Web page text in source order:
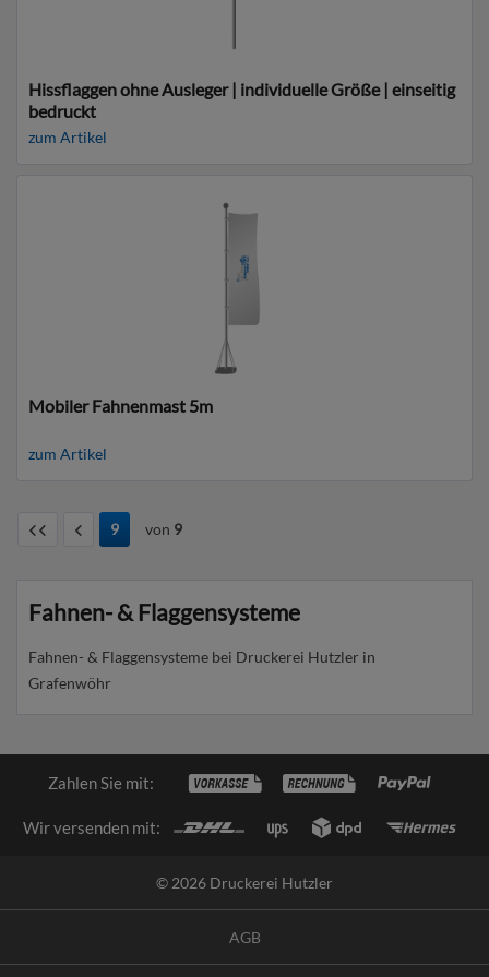
Hissflaggen ohne Ausleger | individuelle Größe | einseitig
bedruckt
zum Artikel
Mobiler Fahnenmast 5m
zum Artikel
9 von 9
Fahnen- & Flaggensysteme
Fahnen- & Flaggensysteme bei Druckerei Hutzler in
Grafenwöhr
Zahlen Sie mit:
Wir versenden mit:
© 2026 Druckerei Hutzler
AGB